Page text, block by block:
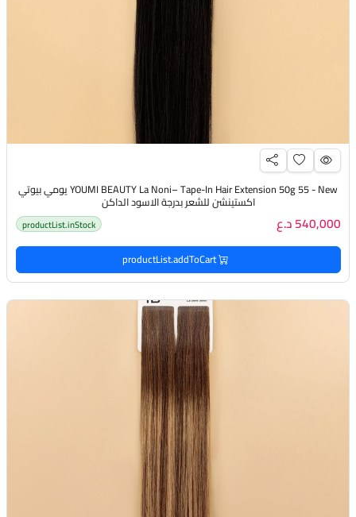
YOUMI BEAUTY La Noni– Tape-In Hair Extension 50g 55 - New يومي بيوتي
اكستينشن للشعر بدرجة الاسود الداكن
540,000 د.ع productList.inStock
productList.addToCart